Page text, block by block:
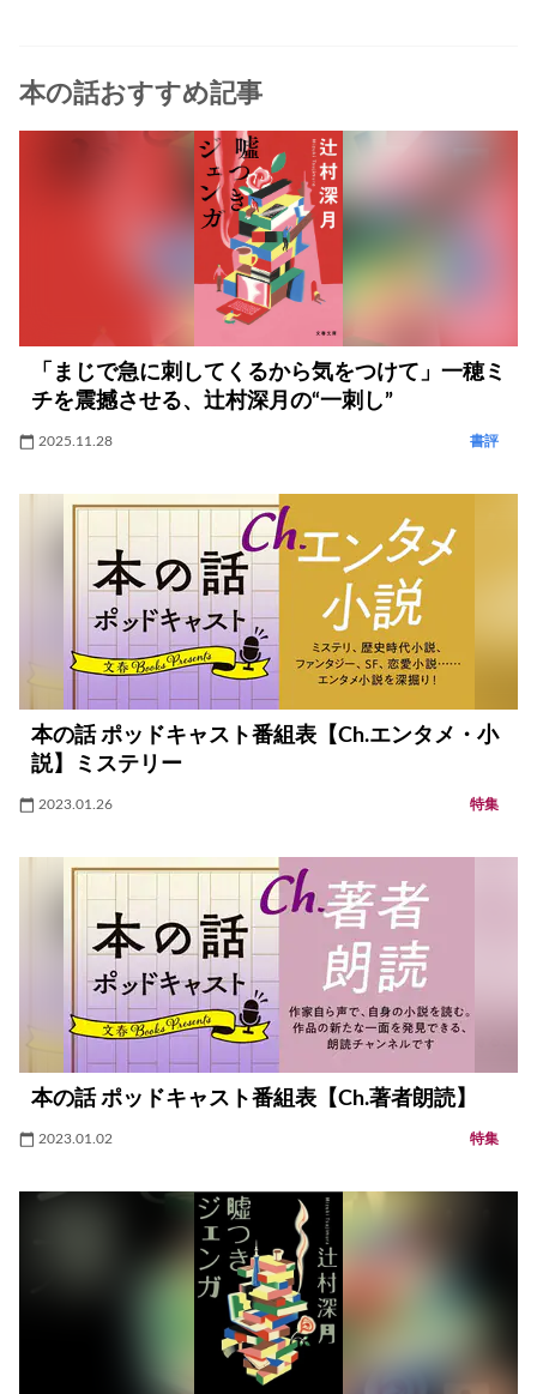
本の話おすすめ記事
「まじで急に刺してくるから気をつけて」一穂ミ
チを震撼させる、辻村深月の“一刺し”
2025.11.28 書評
本の話 ポッドキャスト番組表【Ch.エンタメ・小
説】ミステリー
2023.01.26 特集
本の話 ポッドキャスト番組表【Ch.著者朗読】
2023.01.02 特集